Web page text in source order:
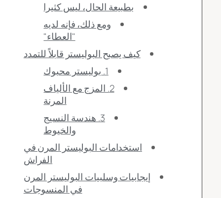
بطبيعة الحال، ليس كثيرا
ومع ذلك، فإنه لديه
"العطاء"
كيف يصبح البوليستر قابلاً للتمدد
1. بوليستر محبوك
2. المزج مع الألياف
المرنة
3. هندسة النسيج
والخيوط
استخدامات البوليستر المرن في
الفراش
إيجابيات وسلبيات البوليستر المرن
في المنسوجات